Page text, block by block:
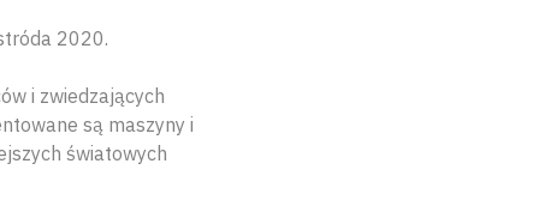
2020.
i zwiedzających
są maszyny i
światowych